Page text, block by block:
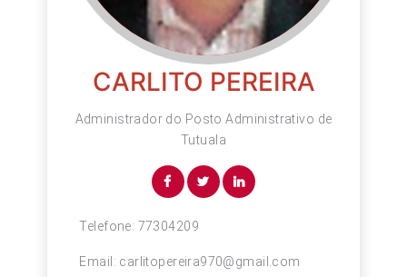
CARLITO PEREIRA
Administrador do Posto Administrativo de
Tutuala
Telefone: 77304209
Email: carlitopereira970@gmail.com